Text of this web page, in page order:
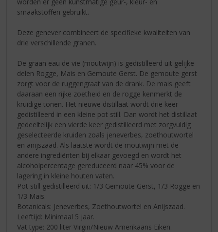
smaakstoffen gebruikt.
Deze genever combineert de specifieke kwaliteiten van
drie verschillende granen.
De graan eau de vie (moutwijn) is gedistilleerd uit gelijke
delen Rogge, Mais en Gemoute Gerst. De gemoute gerst
zorgt voor de ruggengraat van de drank. De mais geeft
daaraan een rijke zoetheid en de rogge kenmerkt de
kruidige tonen. Het nieuwe distillaat wordt drie keer
gedistilleerd in een kleine pot still. Dan wordt het distillaat
gedeeltelijk een vierde keer gedistilleerd met zorgvuldig
geselecteerde kruiden zoals jeneverbes, zoethoutwortel
en anijszaad. Als laatste wordt de moutwijn met de
andere ingrediënten bij elkaar gevoegd en wordt het
alcoholpercentage gereduceerd naar 45% voor de
lagering in kleine houten vaten.
Pot still gedistilleerd uit: 1/3 Gemoute Gerst, 1/3 Rogge en
1/3 Mais.
Botanicals: Jeneverbes, Zoethoutwortel en Anijszaad.
Leeftijd: Minimaal 5 jaar.
Vat type: 200 liter Virgin/Nieuw Amerikaans Eiken.